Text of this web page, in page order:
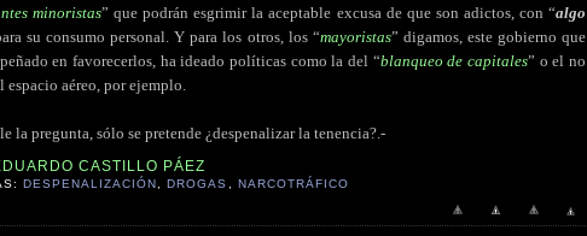
minoristas” que podrán esgrimir la aceptable excusa de que son adictos, con “algo
su consumo personal. Y para los otros, los “mayoristas” digamos, este gobierno que
en favorecerlos, ha ideado políticas como la del “blanqueo de capitales” o el no
espacio aéreo, por ejemplo.
la pregunta, sólo se pretende ¿despenalizar la tenencia?.-
CASTILLO PÁEZ
DESPENALIZACIÓN ,DROGAS NARCOTRÁFICO